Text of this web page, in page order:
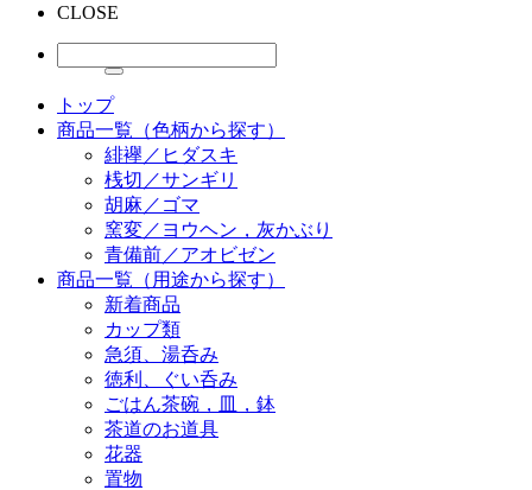
CLOSE
トップ
商品一覧（色柄から探す）
緋襷／ヒダスキ
桟切／サンギリ
胡麻／ゴマ
窯変／ヨウヘン，灰かぶり
青備前／アオビゼン
商品一覧（用途から探す）
新着商品
カップ類
急須、湯呑み
徳利、ぐい呑み
ごはん茶碗，皿，鉢
茶道のお道具
花器
置物